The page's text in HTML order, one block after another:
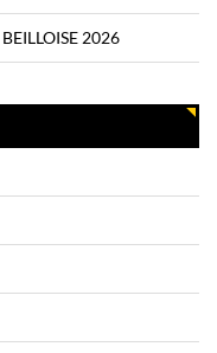
BEILLOISE 2026